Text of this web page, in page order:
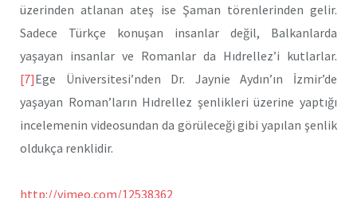
üzerinden atlanan ateş ise Şaman törenlerinden gelir.
Sadece Türkçe konuşan insanlar değil, Balkanlarda
yaşayan insanlar ve Romanlar da Hıdrellez’i kutlarlar.
[7]Ege Üniversitesi’nden Dr. Jaynie Aydın’ın İzmir’de
yaşayan Roman’ların Hıdrellez şenlikleri üzerine yaptığı
incelemenin videosundan da görüleceği gibi yapılan şenlik
oldukça renklidir.
http://vimeo.com/12538362